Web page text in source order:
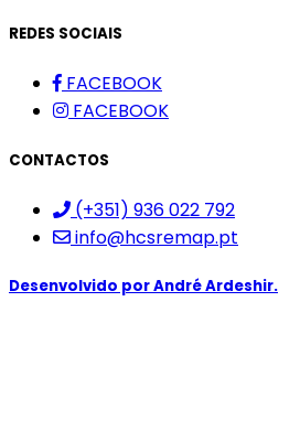
REDES SOCIAIS
FACEBOOK
FACEBOOK
CONTACTOS
(+351) 936 022 792
info@hcsremap.pt
Desenvolvido porAndré Ardeshir.